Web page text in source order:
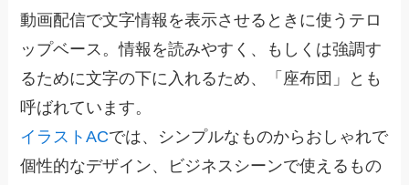
動画配信で文字情報を表示させるときに使うテロ
ップベース。情報を読みやすく、もしくは強調す
るために文字の下に入れるため、「座布団」とも
呼ばれています。
イラストACでは、シンプルなものからおしゃれで
個性的なデザイン、ビジネスシーンで使えるもの